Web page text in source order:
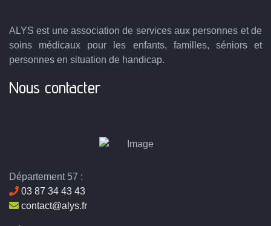
ALYS est une association de services aux personnes et de
soins médicaux pour les enfants, familles, séniors et
personnes en situation de handicap.
Nous contacter
Département 57 :
03 87 34 43 43
contact@alys.fr